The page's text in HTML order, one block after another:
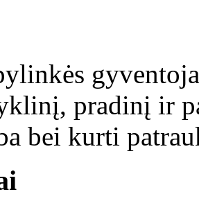
pradinį ir
bei kurti